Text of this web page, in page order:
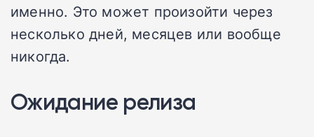
именно. Это может произойти через
несколько дней, месяцев или вообще
никогда.
Ожидание релиза